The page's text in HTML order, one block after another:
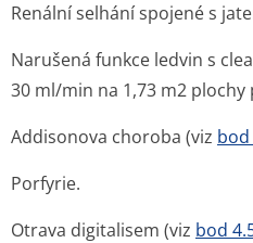
Renální selhání spojené s
Narušená funkce ledvin s
30 ml/min na 1,73 m2 plochy
Addisonova choroba (viz bod
Porfyrie.
Otrava digitalisem (viz bod